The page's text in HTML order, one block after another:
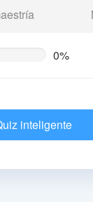
0%
inteligente